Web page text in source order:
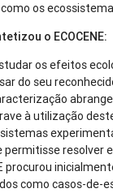
os
o ECOCENE:
os efeitos
do seu
à utilização
resolver
procurou
como casos-de-